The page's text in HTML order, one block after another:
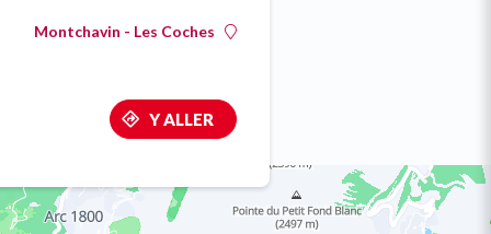
Montchavin - Les Coches
Y ALLER